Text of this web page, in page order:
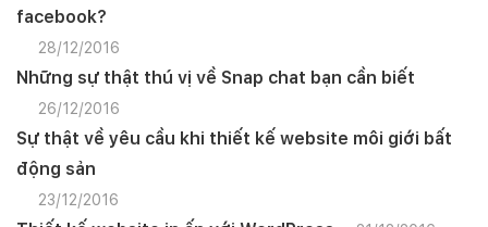
facebook?
28/12/2016
Những sự thật thú vị về Snap chat bạn cần biết
26/12/2016
Sự thật về yêu cầu khi thiết kế website môi giới bất
động sản
23/12/2016
Website: quanly.mona.media